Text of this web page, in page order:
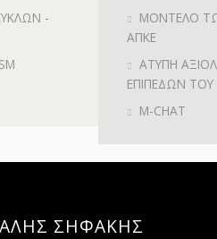
-
ΜΟΝΤΕΛΟ
ΑΠΚΕ
ΑΤΥΠΗ
ΕΠΙΠΕΔΩΝ
M-CHAT
ΣΗΦΑΚΗΣ